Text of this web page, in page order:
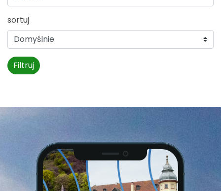
sortuj
Filtruj